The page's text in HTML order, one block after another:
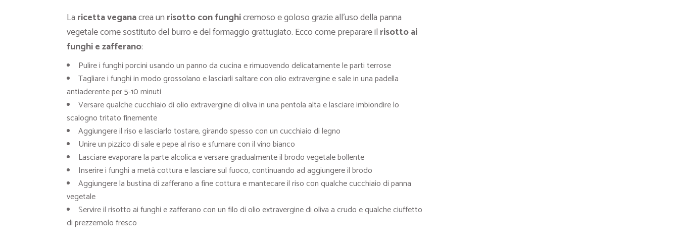
La ricetta veganacrea un risotto con funghicremoso e goloso grazie all’uso della panna
vegetale come sostituto del burro e del formaggio grattugiato. Ecco come preparare il risotto ai
funghi e zafferano:
Pulire i funghi porcini usando un panno da cucina e rimuovendo delicatamente le parti terrose
Tagliare i funghi in modo grossolano e lasciarli saltare con olio extravergine e sale in una padella
antiaderente per 5-10 minuti
Versare qualche cucchiaio di olio extravergine di oliva in una pentola alta e lasciare imbiondire lo
scalogno tritato finemente
Aggiungere il riso e lasciarlo tostare, girando spesso con un cucchiaio di legno
Unire un pizzico di sale e pepe al riso e sfumare con il vino bianco
Lasciare evaporare la parte alcolica e versare gradualmente il brodo vegetale bollente
Inserire i funghi a metà cottura e lasciare sul fuoco, continuando ad aggiungere il brodo
Aggiungere la bustina di zafferano a fine cottura e mantecare il riso con qualche cucchiaio di panna
vegetale
Servire il risotto ai funghi e zafferano con un filo di olio extravergine di oliva a crudo e qualche ciuffetto
di prezzemolo fresco